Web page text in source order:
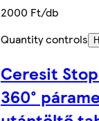
2000 Ft/db
Quantity controls
Ceresit
360°